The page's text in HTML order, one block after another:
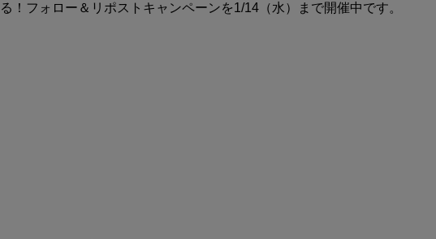
！ フォロー＆リポストキャンペーンを1/14（水）まで開催中です。